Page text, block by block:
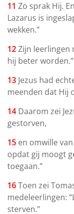
11 Zo sprak Hij.
Lazarus is
wekken.”
12Zijn leerlingen
hij beter worden.”
13 Jezus had
meenden dat Hij
14 Daarom zei
gestorven,
15 en omwille
opdat gij moogt
toegaan.”
16Toen zei
medeleerlingen:
sterven.”